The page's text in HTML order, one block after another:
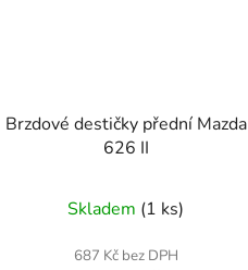
Brzdové destičky přední Mazda
626 II
Skladem (1 ks)
687 Kč bez DPH